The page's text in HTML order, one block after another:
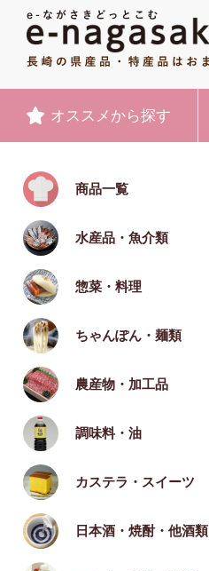
オススメ から探す
商品一覧
水産品・魚介類
惣菜・料理
ちゃんぽん・麺類
農産物・加工品
調味料・油
カステラ・スイーツ
日本酒・焼酎・他酒類